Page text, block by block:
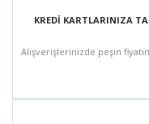
KREDİ KARTLARINIZA
Alışverişlerinizde peşin